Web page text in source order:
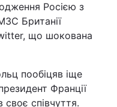
Росією з
Британії
що шокована
пообіцяв іще
Франції
співчуття.